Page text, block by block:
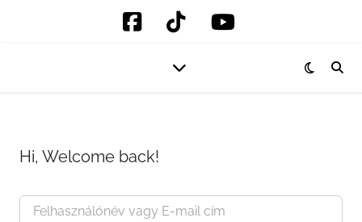
Hi, Welcome back!